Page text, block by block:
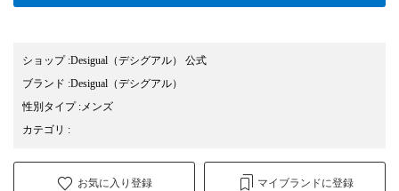
ショップ:Desigual（デシグアル） 公式
ブランド :Desigual （デシグアル）
性別タイプ: メンズ
カテゴリ :
お気に入り登録 マイブランドに登録